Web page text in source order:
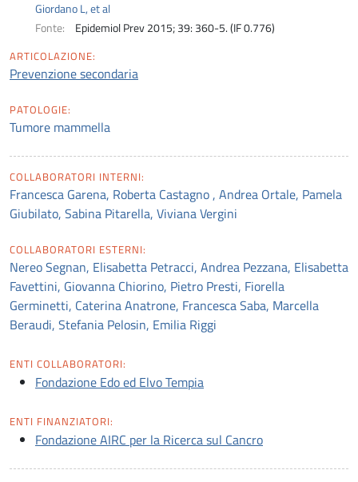
Giordano L, et al
Fonte:
Epidemiol Prev 2015; 39: 360-5. (IF 0.776)
ARTICOLAZIONE:
Prevenzione secondaria
PATOLOGIE:
Tumore mammella
COLLABORATORI INTERNI:
Francesca Garena, Roberta Castagno , Andrea Ortale, Pamela
Giubilato, Sabina Pitarella, Viviana Vergini
COLLABORATORI ESTERNI:
Nereo Segnan, Elisabetta Petracci, Andrea Pezzana, Elisabetta
Favettini, Giovanna Chiorino, Pietro Presti, Fiorella
Germinetti, Caterina Anatrone, Francesca Saba, Marcella
Beraudi, Stefania Pelosin, Emilia Riggi
ENTI COLLABORATORI:
Fondazione Edo ed Elvo Tempia
ENTI FINANZIATORI:
Fondazione AIRC per la Ricerca sul Cancro